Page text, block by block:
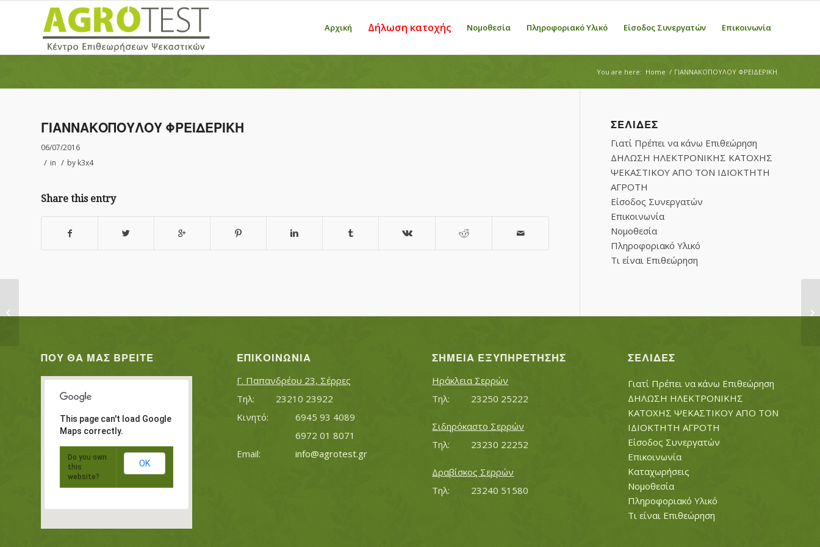
Αρχική Δήλωση κατοχής Νομοθεσία Πληροφοριακό Υλικό Είσοδος Συνεργατών Επικοινωνία
You are here: Home / ΓΙΑΝΝΑΚΟΠΟΥΛΟΥ ΦΡΕΙΔΕΡΙΚΗ
ΓΙΑΝΝΑΚΟΠΟΥΛΟΥ ΦΡΕΙΔΕΡΙΚΗ
06/07/2016
/ in / by k3x4
Share this entry
ΣΕΛΊΔΕΣ
Γιατί Πρέπει να κάνω Επιθεώρηση
ΔΗΛΩΣΗ ΗΛΕΚΤΡΟΝΙΚΗΣ ΚΑΤΟΧΗΣ
ΨΕΚΑΣΤΙΚΟΥ ΑΠΟ ΤΟΝ ΙΔΙΟΚΤΗΤΗ
ΑΓΡΟΤΗ
Είσοδος Συνεργατών
Επικοινωνία
Νομοθεσία
Πληροφοριακό Υλικό
Τι είναι Επιθεώρηση
ΠΟΥ ΘΑ ΜΑΣ ΒΡΕΊΤΕ
This page can't load Google
Maps correctly.
Do you own
this
website?
OK
ΕΠΙΚΟΙΝΩΝΊΑ
Γ. Παπανδρέου 23, Σέρρες
Τηλ:		23210 23922
Κινητό:		6945 93 4089
			6972 01 8071
info@agrotest.gr
ΣΗΜΕΊΑ ΕΞΥΠΗΡΈΤΗΣΗΣ
Ηράκλεια Σερρών
Τηλ:		23250 25222
Σιδηρόκαστο Σερρών
Τηλ:		23230 22252
Δραβίσκος Σερρών
Τηλ:		23240 51580
ΣΕΛΊΔΕΣ
Γιατί Πρέπει να κάνω Επιθεώρηση
ΔΗΛΩΣΗ ΗΛΕΚΤΡΟΝΙΚΗΣ
ΚΑΤΟΧΗΣ ΨΕΚΑΣΤΙΚΟΥ ΑΠΟ ΤΟΝ
ΙΔΙΟΚΤΗΤΗ ΑΓΡΟΤΗ
Είσοδος Συνεργατών
Επικοινωνία
Καταχωρήσεις
Νομοθεσία
Πληροφοριακό Υλικό
Τι είναι Επιθεώρηση